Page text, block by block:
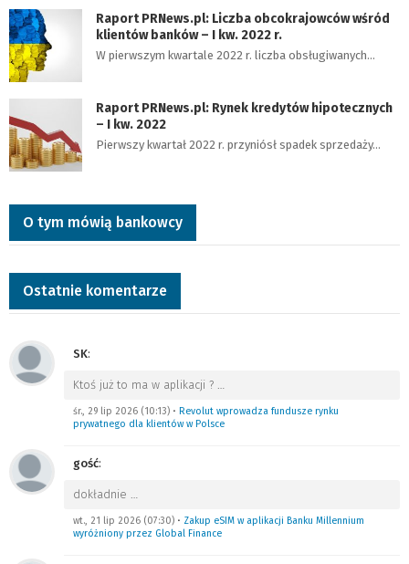
Raport PRNews.pl: Liczba obcokrajowców wśród
klientów banków – I kw. 2022 r.
W pierwszym kwartale 2022 r. liczba obsługiwanych…
Raport PRNews.pl: Rynek kredytów hipotecznych
– I kw. 2022
Pierwszy kwartał 2022 r. przyniósł spadek sprzedaży…
O tym mówią bankowcy
Ostatnie komentarze
SK:
Ktoś już to ma w aplikacji ? …
śr., 29 lip 2026 (10:13) • Revolut wprowadza fundusze rynku
prywatnego dla klientów w Polsce
gość:
dokładnie …
wt., 21 lip 2026 (07:30) • Zakup eSIM w aplikacji Banku Millennium
wyróżniony przez Global Finance